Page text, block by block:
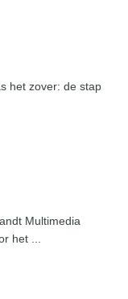
het zover: de stap
Multimedia
het ...
onze band heeft
sociale media is